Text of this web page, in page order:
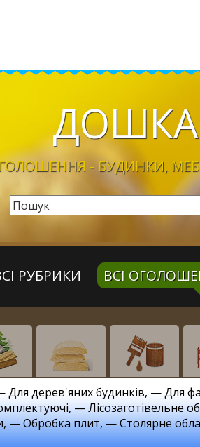
ДОШКА
- БУДИНКИ,
РУБРИКИ ВСІ
Для дерев'яних будинків, —Для
, —Лісозаготівельне
, —Обробка плит, —Столярне